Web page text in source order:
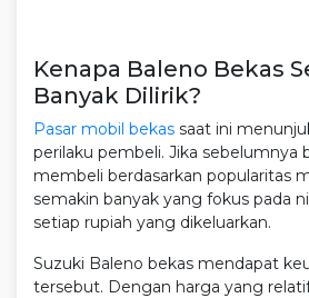
Kenapa Baleno Bekas
Banyak Dilirik?
Pasar mobil bekas saat ini
perilaku pembeli. Jika sebelumnya
membeli berdasarkan popularitas
semakin banyak yang fokus pada
setiap rupiah yang dikeluarkan.
Suzuki Baleno bekas mendapat
tersebut. Dengan harga yang